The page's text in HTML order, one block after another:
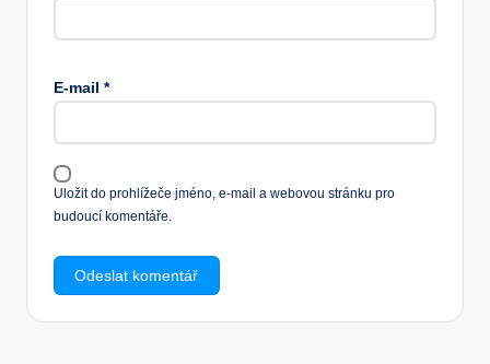
E-mail *
Uložit do prohlížeče jméno, e-mail a webovou stránku pro
budoucí komentáře.